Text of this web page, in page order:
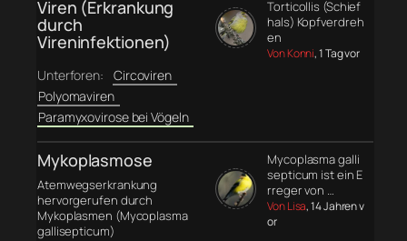
Viren (Erkrankung
durch
Vireninfektionen)
Unterforen:
Circoviren
Polyomaviren
Paramyxovirose bei Vögeln
Torticollis (Schief
hals) Kopfverdreh
en
Von Konni, 1 Tag vor
Mykoplasmose
Atemwegserkrankung
hervorgerufen durch
Mykoplasmen (Mycoplasma
gallisepticum)
Mycoplasma galli
septicum ist ein E
rreger von …
Von Lisa, 14 Jahren v
or